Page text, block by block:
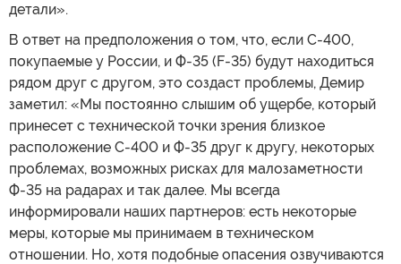
детали».
В ответ на предположения о том, что, если С-400,
покупаемые у России, и Ф-35 (F-35) будут находиться
рядом друг с другом, это создаст проблемы, Демир
заметил: «Мы постоянно слышим об ущербе, который
принесет с технической точки зрения близкое
расположение С-400 и Ф-35 друг к другу, некоторых
проблемах, возможных рисках для малозаметности
Ф-35 на радарах и так далее. Мы всегда
информировали наших партнеров: есть некоторые
меры, которые мы принимаем в техническом
отношении. Но, хотя подобные опасения озвучиваются